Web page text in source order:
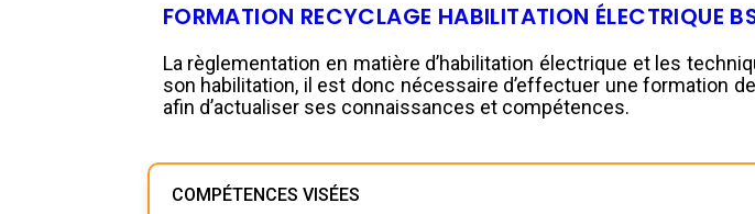
FORMATION RECYCLAGE HABILITATION ÉLECTRIQUE
La règlementation en matière d’habilitation électrique et les
son habilitation, il est donc nécessaire d’effectuer une formation
afin d’actualiser ses connaissances et compétences.
COMPÉTENCES VISÉES